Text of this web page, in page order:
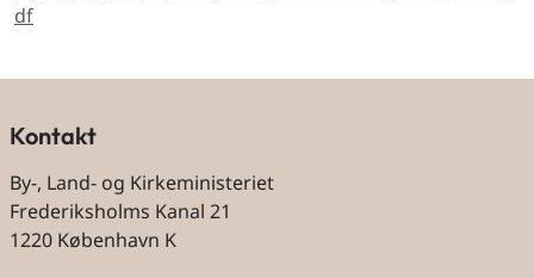
df
Kontakt
By-, Land- og Kirkeministeriet
Frederiksholms Kanal 21
1220 København K